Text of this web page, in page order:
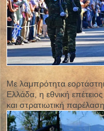
Με λαμπρότητα
Ελλάδα, η εθνική
και στρατιωτική